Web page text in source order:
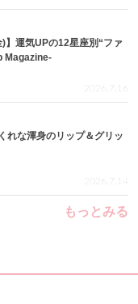
】運気UPの12星座別“ファ
Magazine-
2026.7.16
れな渾身のリップ＆グリッ
2026.7.14
もっとみる